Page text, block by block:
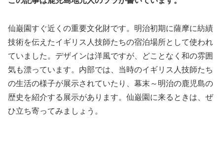
仙巌園すぐ近くの重要文化財です。明治初期に薩摩に紡績
技術を伝えたイギリス人技師たちの宿泊場所として使われ
ていました。デザインは洋風ですが、どことなく和の雰囲
気も漂っています。内部では、当時のイギリス人技師たち
の生活の様子が展示されていたり、幕末～明治の鹿児島の
歴史を紹介する展示があります。仙巌園に来るときは、ぜ
ひ立ち寄ってみましょう。